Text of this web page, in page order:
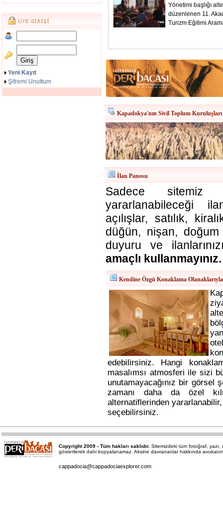
Yeni Kayıt
Şifremi Unuttum
Yönetimi başlığı
düzenlenen 11.
Turizm Eğitimi
Kapadokya'nın Sivil Toplum Kuruluşları
İlan Panosu
Sadece sitemiz
yararlanabileceği
açılışlar, satılık,
düğün, nişan,
duyuru ve
amaçlı kullanmayınız.
Kendine Özgü Konaklama
edebilirsiniz. Hangi
masalımsı atmosferi ile sizi
unutamayacağınız bir görsel
zamanı daha da özel
alternatiflerinden
seçebilirsiniz.
Copyright 2009 - Tüm hakları saklıdır. Sitemizdeki tüm fotoğraf, yazı,
gösterilerek dahi kopyalanamaz. Aksine davrananlar hakkında
cappadocia@cappadociaexplorer.com